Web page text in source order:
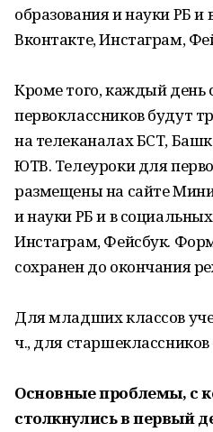
образования и науки РБ и
Вконтакте, Инстаграм,
Кроме того, каждый день
первоклассников будут
на телеканалах БСТ,
ЮТВ. Телеуроки для
размещены на сайте
и науки РБ и в
Инстаграм, Фейсбук.
сохранен до окончания
Для младших классов
ч., для старшеклассников
Основные проблемы, с
столкнулись в первый